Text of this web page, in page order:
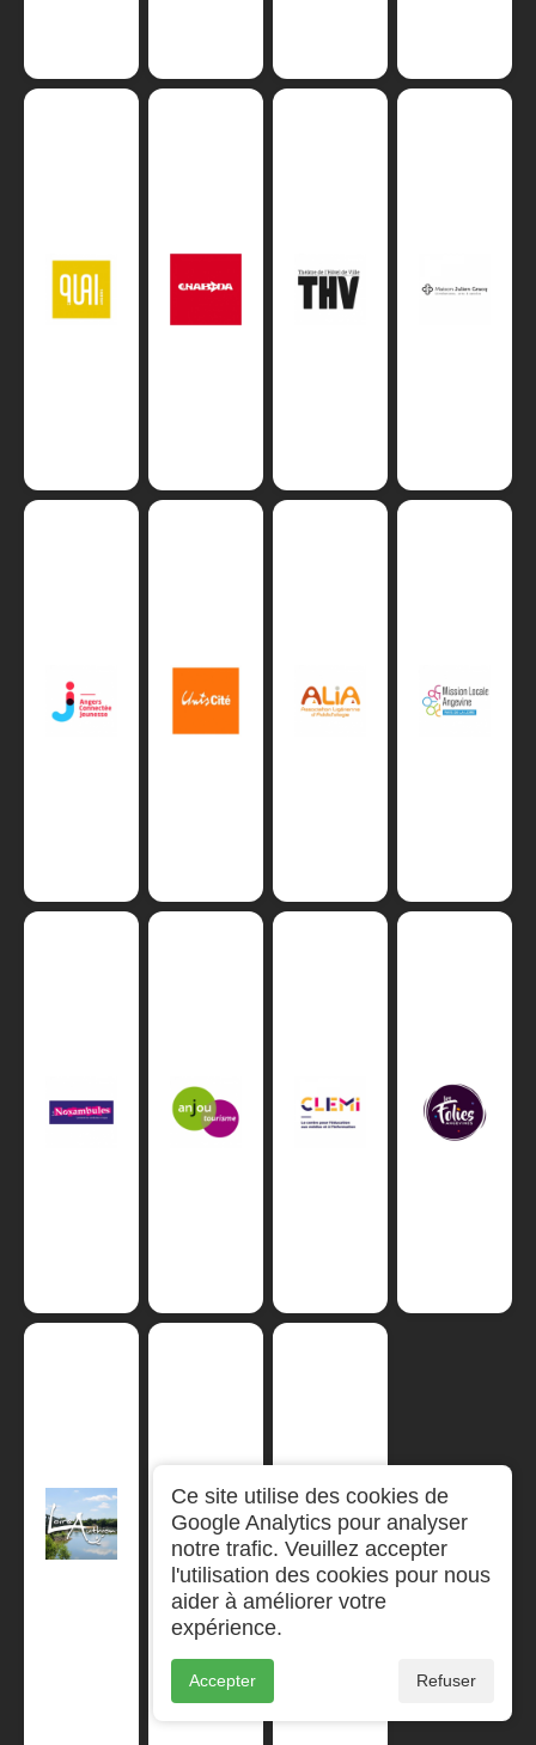
Ce site utilise des cookies de
Google Analytics pour analyser
notre trafic. Veuillez accepter
l'utilisation des cookies pour nous
aider à améliorer votre
expérience.
Accepter Refuser